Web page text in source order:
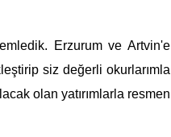
Erzurum ve Artvin'e
siz değerli okurlarımla
olan yatırımlarla resmen